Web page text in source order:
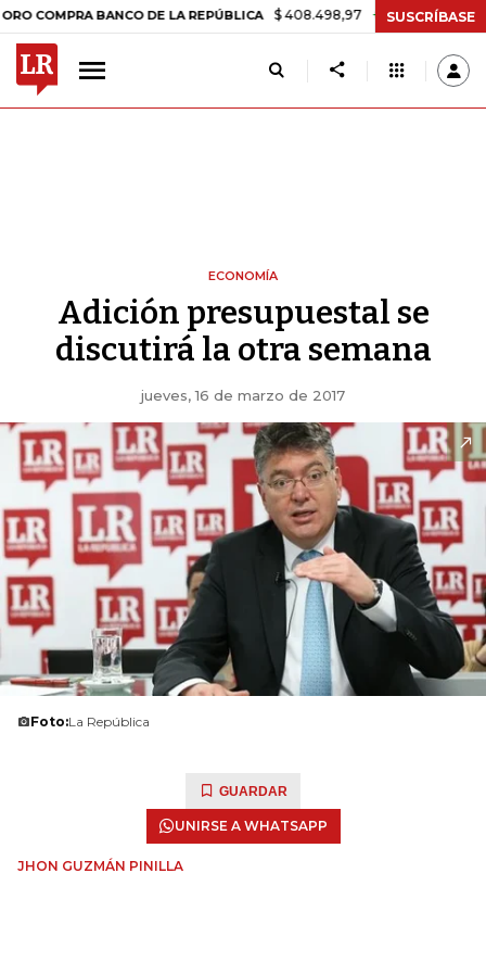
BANCO DE LA REPÚBLICA $ 408.498,97 +$ 8.753,81 +2,19%
SUSCRÍBASE
ECONOMÍA
Adición presupuestal se
discutirá la otra semana
jueves, 16 de marzo de 2017
Foto:La República
GUARDAR
UNIRSE A WHATSAPP
JHON GUZMÁN PINILLA